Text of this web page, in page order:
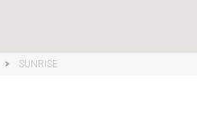
SUNRISE